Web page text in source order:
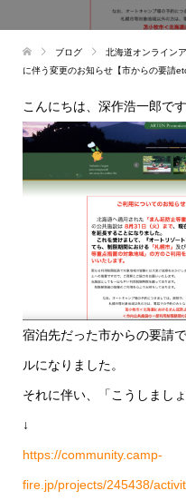
ブログ 北海道オンライン
に伴う変更のお知らせ【市からの要請etc
こんにちは、深作浩一郎です
宿泊先だった市からの要請
ルになりました。
それに伴い、「こうしまし
↓
https://community.camp-
fire.jp/projects/245438/